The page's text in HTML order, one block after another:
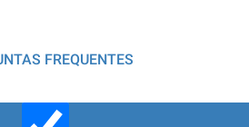
FREQUENTES